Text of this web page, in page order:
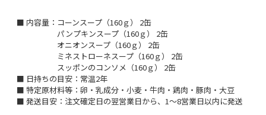
■ 内容量：コーンスープ（160ｇ） 2缶
パンプキンスープ（160ｇ） 2缶
オニオンスープ（160ｇ） 2缶
ミネストローネスープ（160ｇ） 2缶
スッポンのコンソメ（160ｇ） 2缶
■ 日持ちの目安：常温2年
■ 特定原材料等：卵・乳成分・小麦・牛肉・鶏肉・豚肉・大豆
■ 発送目安：注文確定日の翌営業日から、1～8営業日以内に発送